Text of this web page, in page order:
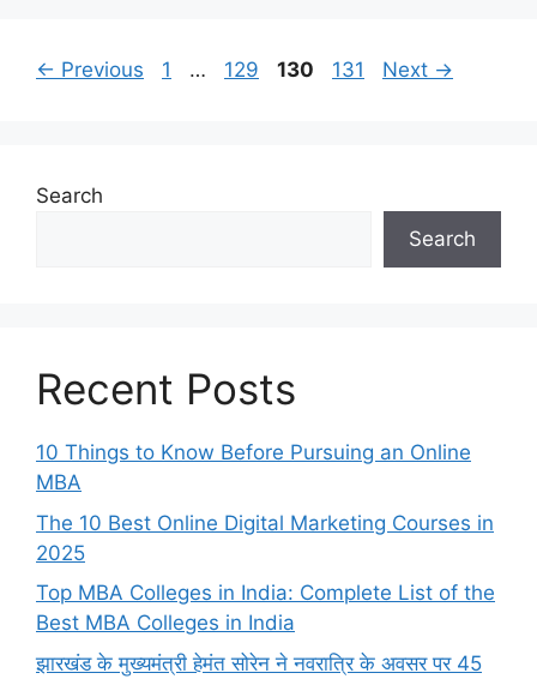
← Previous Page
1 … Page
129 Page
130 Page
131 Next →
Search
Search
Recent Posts
10 Things to Know Before Pursuing an Online
MBA
The 10 Best Online Digital Marketing Courses in
2025
Top MBA Colleges in India: Complete List of the
Best MBA Colleges in India
झारखंड के मुख्यमंत्री हेमंत सोरेन ने नवरात्रि के अवसर पर 45